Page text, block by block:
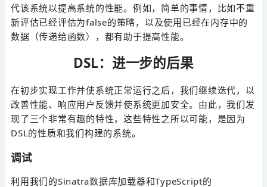
代该系统以提高系统的性能。例如，简单的事情，比如不重
新评估已经评估为false的策略，以及使用已经在内存中的
数据（传递给函数），都有助于提高性能。
DSL：进一步的后果
在初步实现工作并使系统正常运行之后，我们继续迭代，以
改善性能、响应用户反馈并使系统更加安全。由此，我们发
现了三个非常有趣的特性，这些特性之所以可能，是因为
DSL的性质和我们构建的系统。
调试
利用我们的Sinatra数据库加载器和TypeScript的